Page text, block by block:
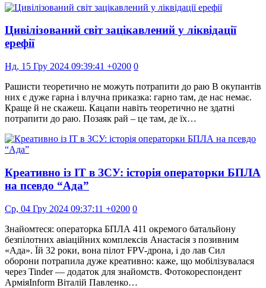
Цивілізований світ зацікавлений у ліквідації
ерефії
Нд, 15 Гру 2024 09:39:41 +0200 0
Рашисти теоретично не можуть потрапити до раю В окупантів
них є дуже гарна і влучна приказка: гарно там, де нас немає.
Краще й не скажеш. Кацапи навіть теоретично не здатні
потрапити до раю. Позаяк рай – це там, де їх…
Креативно із ІТ в ЗСУ: історія операторки БПЛА
на псевдо “Ада”
Ср, 04 Гру 2024 09:37:11 +0200 0
Знайомтеся: операторка БПЛА 411 окремого батальйону
безпілотних авіаційних комплексів Анастасія з позивним
«Ада». Їй 32 роки, вона пілот FPV-дрона, і до лав Сил
оборони потрапила дуже креативно: каже, що мобілізувалася
через Tinder — додаток для знайомств. Фотокореспондент
АрміяInform Віталій Павленко…